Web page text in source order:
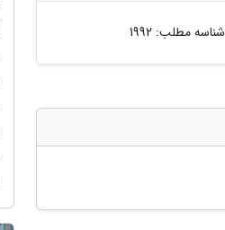
شناسه مطلب: 1992